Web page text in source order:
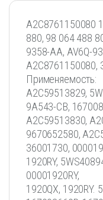
A2C8761150080
880, 98 064 488
9358-AA, AV6Q-
А2С8761150080,
Применяемость:
A2C59513829,
9A543-CB,
A2C59513830,
9670652580,
36001730,
1920RY,
00001920RY,
1920QX, 1920RY.